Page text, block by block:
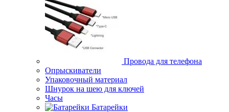
Провода для телефона
Опрыскиватели
Упаковочный материал
Шнурок на шею для ключей
Часы
Батарейки